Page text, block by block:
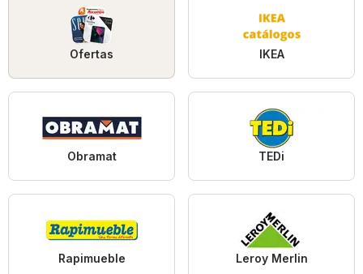
Ofertas IKEA
Obramat TEDi
Rapimueble Leroy Merlin